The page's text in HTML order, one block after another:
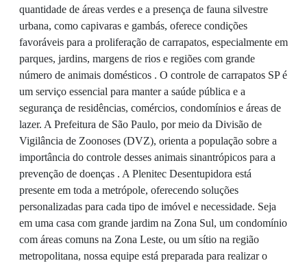
quantidade de áreas verdes e a presença de fauna silvestre
urbana, como capivaras e gambás, oferece condições
favoráveis para a proliferação de carrapatos, especialmente em
parques, jardins, margens de rios e regiões com grande
número de animais domésticos . O controle de carrapatos SP é
um serviço essencial para manter a saúde pública e a
segurança de residências, comércios, condomínios e áreas de
lazer. A Prefeitura de São Paulo, por meio da Divisão de
Vigilância de Zoonoses (DVZ), orienta a população sobre a
importância do controle desses animais sinantrópicos para a
prevenção de doenças . A Plenitec Desentupidora está
presente em toda a metrópole, oferecendo soluções
personalizadas para cada tipo de imóvel e necessidade. Seja
em uma casa com grande jardim na Zona Sul, um condomínio
com áreas comuns na Zona Leste, ou um sítio na região
metropolitana, nossa equipe está preparada para realizar o